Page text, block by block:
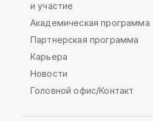
и участие
Академическая программа
Партнерская программа
Карьера
Новости
Головной офис/Контакт